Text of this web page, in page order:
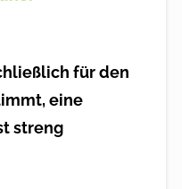
für den
eine
streng